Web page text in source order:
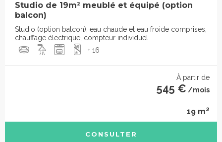
Studio de 19m² meublé et équipé (option
balcon)
Studio (option balcon), eau chaude et eau froide comprises,
chauffage électrique, compteur individuel
+ 16
À partir de
545 € /mois
19 m2
CONSULTER